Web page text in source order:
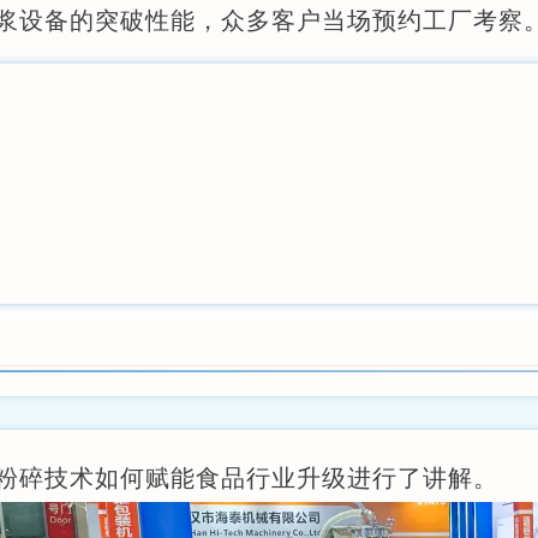
设备的突破性能，众多客户当场预约工厂考察
技术如何赋能食品行业升级进行了讲解。